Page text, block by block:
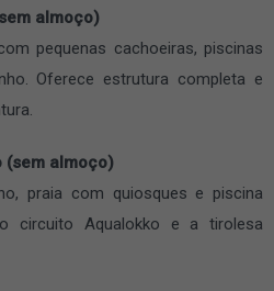
almoço)
pequenas cachoeiras, piscinas
Oferece estrutura completa e
(sem almoço)
praia com quiosques e piscina
circuito Aqualokko e a tirolesa